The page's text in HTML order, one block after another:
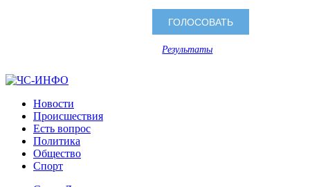
Результаты
Новости
Происшествия
Есть вопрос
Политика
Общество
Спорт